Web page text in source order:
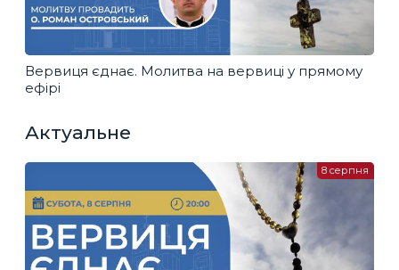
Вервиця єднає. Молитва на вервиці у прямому
ефірі
Актуальне
8 серпня